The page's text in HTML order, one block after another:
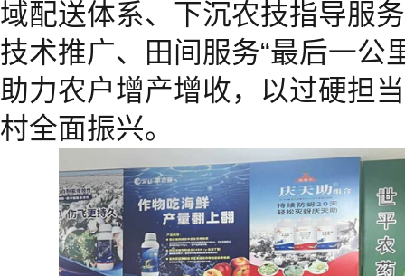
域配送体系、下沉农技指导服
技术推广、田间服务“最后一公
助力农户增产增收，以过硬担
村全面振兴。